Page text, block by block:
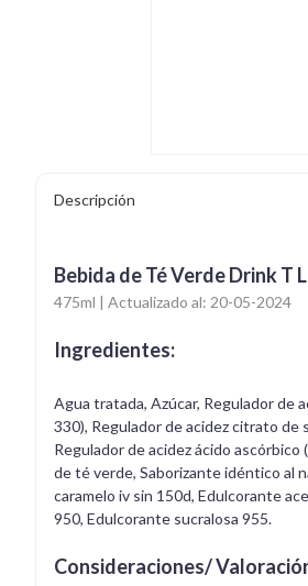
Descripción
Bebida de Té Verde Drink T
475ml | Actualizado al: 20-05-2024
Ingredientes:
Agua tratada, Azúcar, Regulador de
330), Regulador de acidez citrato de
Regulador de acidez ácido
de té verde, Saborizante idéntico al
caramelo iv sin 150d, Edulcorante
950, Edulcorante sucralosa 955.
Consideraciones/